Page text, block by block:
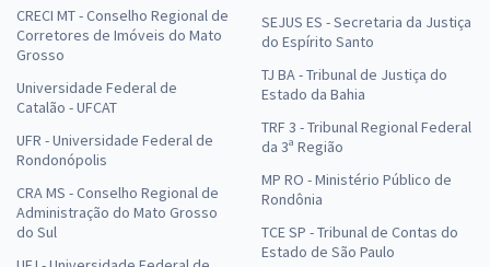
CRECI MT - Conselho Regional de
Corretores de Imóveis do Mato
Grosso
Universidade Federal de
Catalão - UFCAT
UFR - Universidade Federal de
Rondonópolis
CRA MS - Conselho Regional de
Administração do Mato Grosso
do Sul
SEJUS ES - Secretaria da Justiça
do Espírito Santo
TJ BA - Tribunal de Justiça do
Estado da Bahia
TRF 3 - Tribunal Regional Federal
da 3ª Região
MP RO - Ministério Público de
Rondônia
TCE SP - Tribunal de Contas do
Estado de São Paulo